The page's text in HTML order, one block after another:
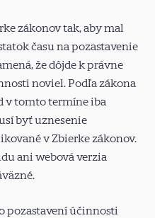
zákonov tak, aby mal
času na pozastavenie
že dôjde k právne
noviel. Podľa zákona
v tomto termíne iba
byť uznesenie
v Zbierke zákonov.
ani webová verzia
pozastavení účinnosti